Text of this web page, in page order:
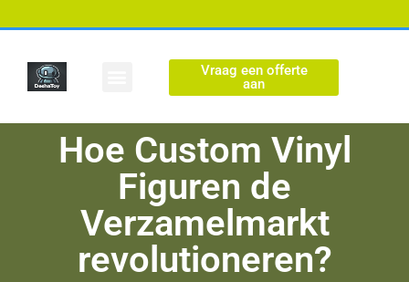
Vraag een offerte
aan
Hoe Custom Vinyl
Figuren de
Verzamelmarkt
revolutioneren?